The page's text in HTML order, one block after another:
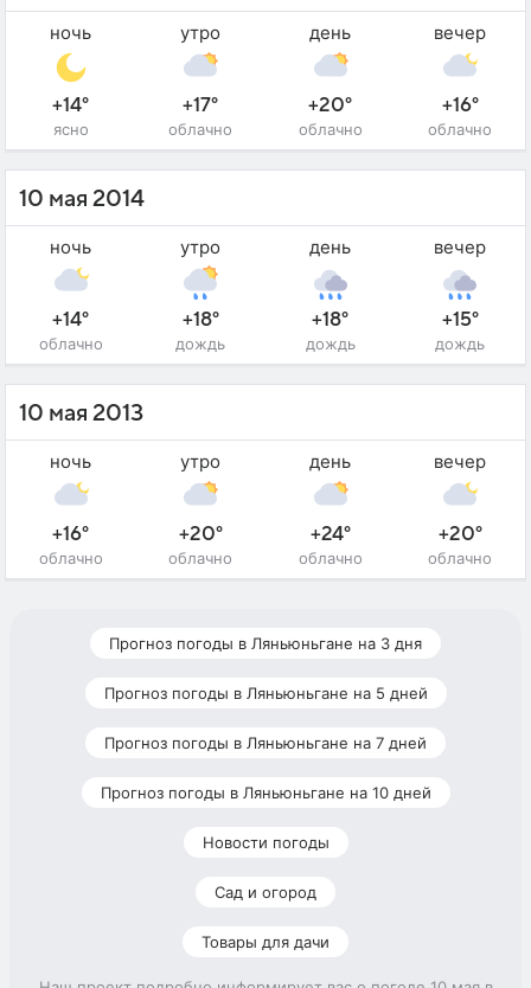
ночь
+14°
ясно
утро
+17°
облачно
день
+20°
облачно
вечер
+16°
облачно
10 мая 2014
ночь
+14°
облачно
утро
+18°
дождь
день
+18°
дождь
вечер
+15°
дождь
10 мая 2013
ночь
+16°
облачно
утро
+20°
облачно
день
+24°
облачно
вечер
+20°
облачно
Прогноз погоды в Ляньюньгане на 3 дня
Прогноз погоды в Ляньюньгане на 5 дней
Прогноз погоды в Ляньюньгане на 7 дней
Прогноз погоды в Ляньюньгане на 10 дней
Новости погоды
Сад и огород
Товары для дачи